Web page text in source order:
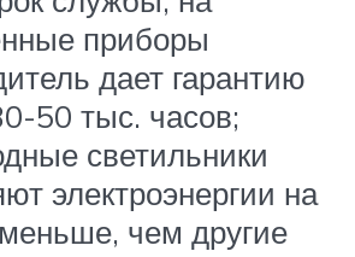
приборы
дает гарантию
50 тыс. часов;
светильники
электроэнергии на
чем другие